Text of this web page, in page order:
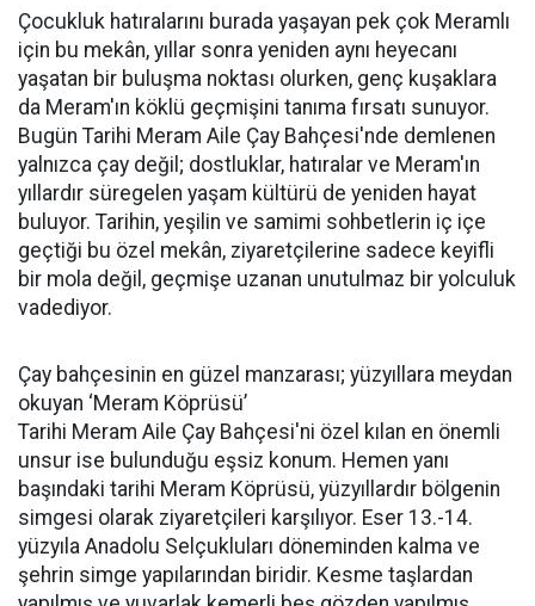
Çocukluk hatıralarını burada yaşayan pek çok Meramlı
için bu mekân, yıllar sonra yeniden aynı heyecanı
yaşatan bir buluşma noktası olurken, genç kuşaklara
da Meram'ın köklü geçmişini tanıma fırsatı sunuyor.
Bugün Tarihi Meram Aile Çay Bahçesi'nde demlenen
yalnızca çay değil; dostluklar, hatıralar ve Meram'ın
yıllardır süregelen yaşam kültürü de yeniden hayat
buluyor. Tarihin, yeşilin ve samimi sohbetlerin iç içe
geçtiği bu özel mekân, ziyaretçilerine sadece keyifli
bir mola değil, geçmişe uzanan unutulmaz bir yolculuk
vadediyor.
Çay bahçesinin en güzel manzarası; yüzyıllara meydan
okuyan ‘Meram Köprüsü’
Tarihi Meram Aile Çay Bahçesi'ni özel kılan en önemli
unsur ise bulunduğu eşsiz konum. Hemen yanı
başındaki tarihi Meram Köprüsü, yüzyıllardır bölgenin
simgesi olarak ziyaretçileri karşılıyor. Eser 13.-14.
yüzyıla Anadolu Selçukluları döneminden kalma ve
şehrin simge yapılarından biridir. Kesme taşlardan